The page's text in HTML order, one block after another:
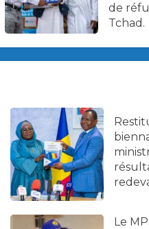
de
Tchad.
Le